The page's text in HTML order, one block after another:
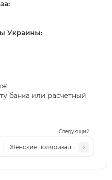
Следующий
солнцезащитные очки Pr
Женские поляризационные
Украины:
банка или расчетный